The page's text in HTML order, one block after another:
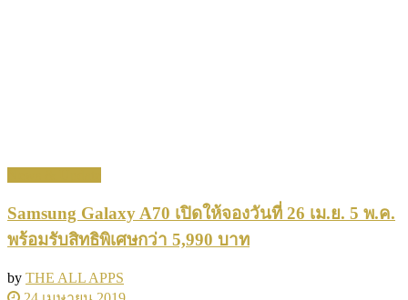
Samsung Galaxy A70 เปิดให้จองวันที่ 26 เม.ย. 5 พ.ค.
พร้อมรับสิทธิพิเศษกว่า 5,990 บาท
by THE ALL APPS